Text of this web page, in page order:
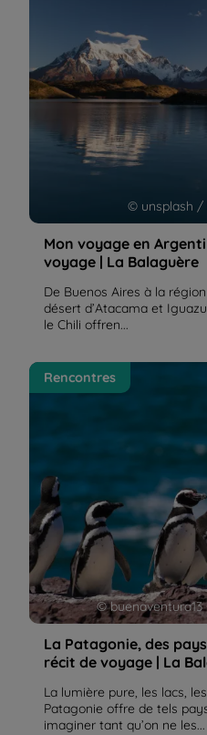
© unsplash /
Mon voyage en
voyage | La Balaguère
De Buenos Aires à la
désert d’Atacama et
le Chili offren...
La Patagonie, des
de voyage | La Balaguère
© buenaventura13
Rencontres
La Patagonie, des
récit de voyage | La
La lumière pure, les lacs,
Patagonie offre de tels
imaginer tant qu’on ne les...